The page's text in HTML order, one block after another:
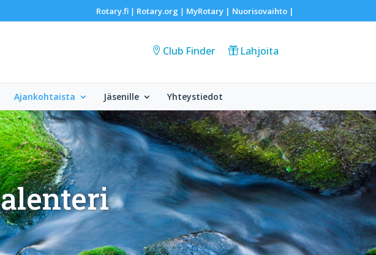
Rotary.fi| Rotary.org | MyRotary | Nuorisovaihto|
Club Finder Lahjoita
Ajankohtaista Jäsenille Yhteystiedot